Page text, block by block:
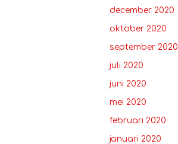
december 2020
oktober 2020
september 2020
juli 2020
juni 2020
mei 2020
februari 2020
januari 2020